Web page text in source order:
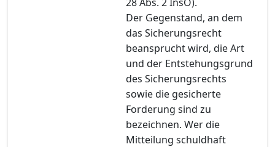
Der Gegenstand, an dem
das Sicherungsrecht
beansprucht wird, die Art
und der Entstehungsgrund
des Sicherungsrechts
sowie die gesicherte
Forderung sind zu
bezeichnen. Wer die
Mitteilung schuldhaft